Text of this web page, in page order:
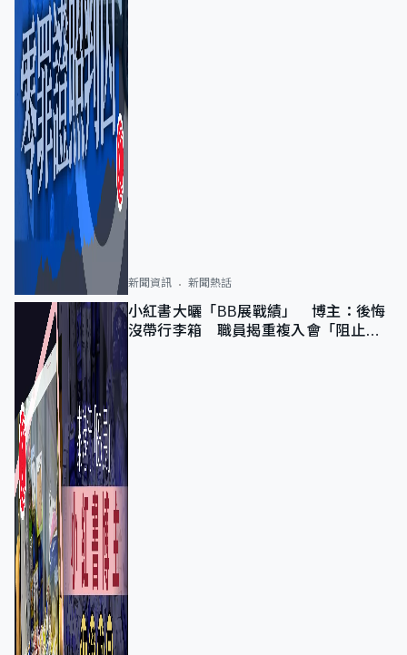
新聞資訊 新聞熱話
小紅書大曬「BB展戰績」 博主：後悔
沒帶行李箱 職員揭重複入會「阻止唔